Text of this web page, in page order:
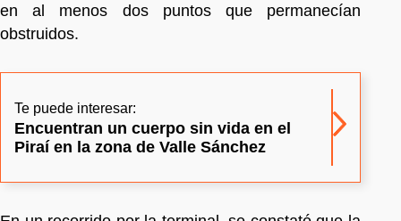
en al menos dos puntos que permanecían
obstruidos.
Te puede interesar:
Encuentran un cuerpo sin vida en el
Piraí en la zona de Valle Sánchez